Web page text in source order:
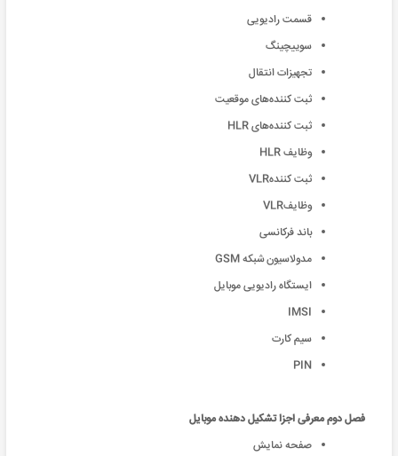
قسمت رادیویی
سوییچینگ
تجهیزات انتقال
ثبت کننده‌های موقعیت
ثبت کننده‌های HLR
وظایف HLR
ثبت کنندهVLR
وظایفVLR
باند فرکانسی
مدولاسیون شبکه GSM
ایستگاه رادیویی موبایل
IMSI
سیم کارت
PIN
فصل دوم معرفی اجزا تشکیل دهنده موبایل
صفحه نمایش